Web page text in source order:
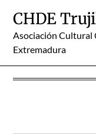
content
CHDE
Asociación Cultural
Extremadura